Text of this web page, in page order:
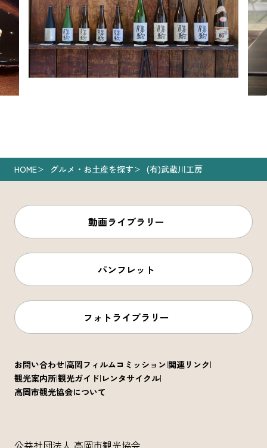
HOME グルメ・お土産を探す (有)武蔵川工房
動画ライブラリー
パンフレット
フォトライブラリー
お問い合わせ 高岡フィルムコミッション 関連リンク
観光案内所観光ガイド レンタサイクル
高岡市観光協会について
公益社団法人 高岡市観光協会